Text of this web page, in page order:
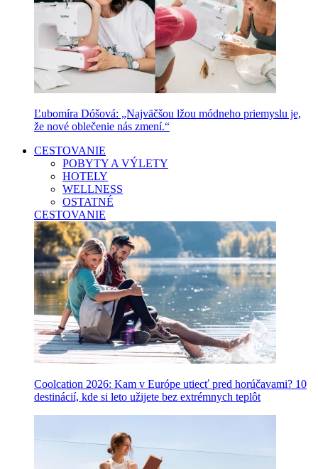
Ľubomíra Dóšová: „Najväčšou lžou módneho priemyslu je,
že nové oblečenie nás zmení.“
CESTOVANIE
POBYTY A VÝLETY
HOTELY
WELLNESS
OSTATNÉ
CESTOVANIE
Coolcation 2026: Kam v Európe utiecť pred horúčavami? 10
destinácií, kde si leto užijete bez extrémnych teplôt